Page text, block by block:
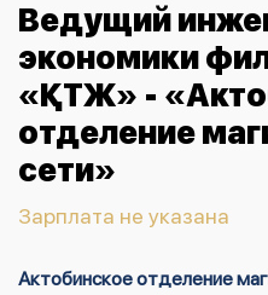
Ведущий
экономики
«ҚТЖ» -
отделение
сети»
Зарплата не указана
Актобинское отделение